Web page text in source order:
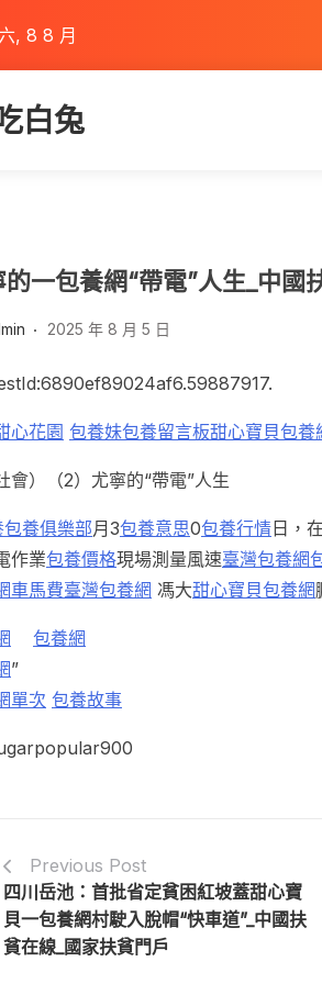
, 8 8 月
白兔
的一包養網“帶電”人生_中國
2025 年 8 月 5 日
心花園 包養妹包養留言板甜心寶貝包養
包養俱樂部月3包養意思0包養行情 日，
作業包養價格現場測量風速臺灣包養網
車馬費臺灣包養網 馮大甜心寶貝包養網
包養網
”
單次 包養故事
Previous Post
四川岳池：首批省定貧困紅坡蓋甜心寶
貝一包養網村駛入脫帽“快車道”_中國扶
貧在線_國家扶貧門戶